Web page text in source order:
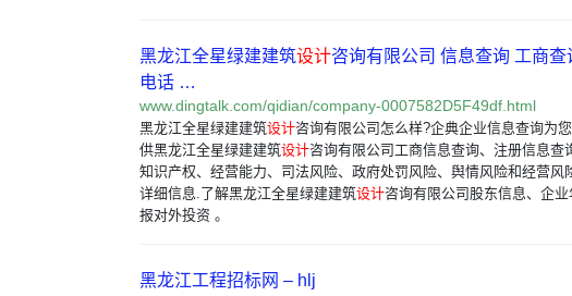
黑龙江全星绿建建筑设计咨询有限公司 信息查询 工商查
电话 …
www.dingtalk.com/qidian/company-0007582D5F49df.html
黑龙江全星绿建建筑设计咨询有限公司怎么样?企典企业信息查询为
供黑龙江全星绿建建筑设计咨询有限公司工商信息查询、注册信息查
知识产权、经营能力、司法风险、政府处罚风险、舆情风险和经营风
详细信息.了解黑龙江全星绿建建筑设计咨询有限公司股东信息、企业
报对外投资 。
黑龙江工程招标网 – hlj